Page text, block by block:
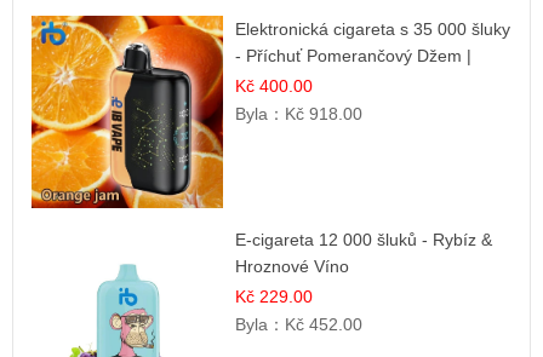
Elektronická cigareta s 35 000 šluky
- Příchuť Pomerančový Džem |
Dlouhotrvající zážitek
Kč 400.00
Byla： Kč 918.00
E-cigareta 12 000 šluků - Rybíz &
Hroznové Víno
Kč 229.00
Byla： Kč 452.00